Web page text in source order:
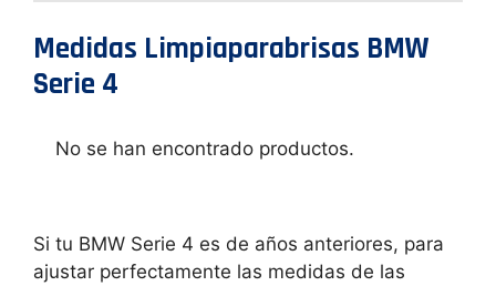
Medidas Limpiaparabrisas BMW
Serie 4
No se han encontrado productos.
Si tu BMW Serie 4 es de años anteriores, para
ajustar perfectamente las medidas de las